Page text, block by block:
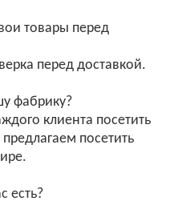
товары перед
перед доставкой.
фабрику?
клиента посетить
посетить
есть?